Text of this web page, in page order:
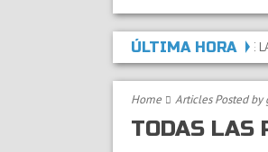
ÚLTIMA HORA
ABSOLUTA AL ACREDITAR QUE LAS
Home Articles Posted by
TODAS LAS